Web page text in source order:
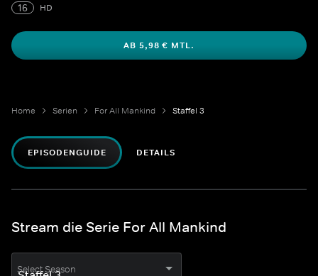
16 HD
AB 5,98 € MTL.
Home Serien For All Mankind Staffel 3
EPISODENGUIDE DETAILS
Stream die Serie For All Mankind
Select Season